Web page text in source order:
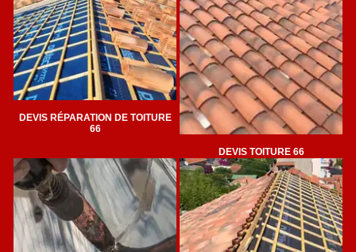
DEVIS RÉPARATION DE TOITURE
66
DEVIS TOITURE 66